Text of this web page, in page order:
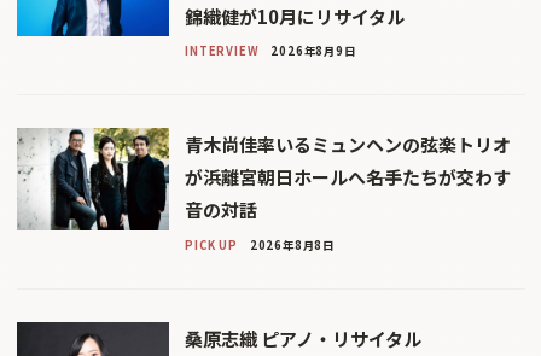
錦織健が10月にリサイタル
INTERVIEW 2026年8月9日
青木尚佳率いるミュンヘンの弦楽トリオ
が浜離宮朝日ホールへ――名手たちが交わす
音の対話
PICK UP 2026年8月8日
桑原志織 ピアノ・リサイタル